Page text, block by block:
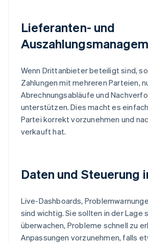
Lieferanten- und
Wenn Drittanbieter beteiligt sind,
Zahlungen mit mehreren Parteien,
Abrechnungsabläufe und
unterstützen. Dies macht es
Partei korrekt vorzunehmen und
verkauft hat.
Daten und Steuerung
Live-Dashboards,
sind wichtig. Sie sollten in der Lage
überwachen, Probleme schnell zu
Anpassungen vorzunehmen, falls